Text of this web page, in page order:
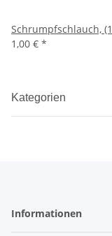
Schrumpfschlauch,
1,00 € *
Kategorien
Informationen